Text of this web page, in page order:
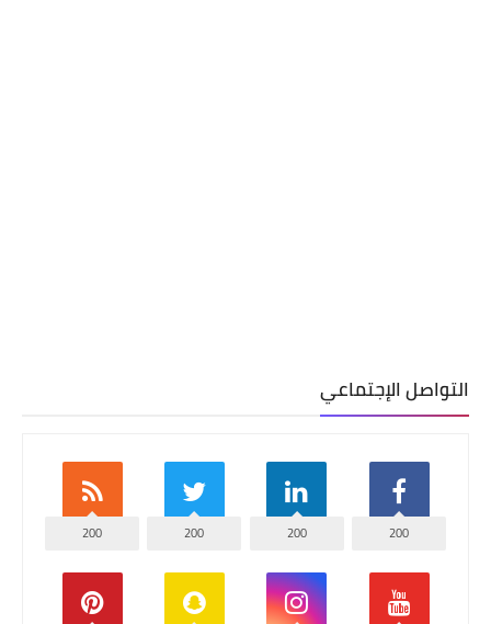
التواصل الإجتماعي
200
200
200
200